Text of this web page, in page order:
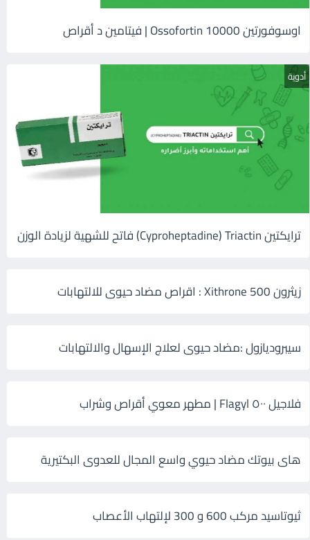
اوسوفورتين 10000 Ossofortin | فيتامين د أقراص
أدوية
ترايكتين Cyproheptadine) Triactin) فاتح للشهية لزيادة الوزن
زيثرون 500 Xithrone : اقراص مضاد حيوى للالتهابات
سيبروديازول :مضاد حيوى لعلاج الإسهال والالتهابات
فلاجيل ٥٠٠ Flagyl | مطهر معوي أقراص وشراب
هاى بيوتك مضاد حيوي واسع المجال للعدوى البكتيرية
ثيوتاسيد مركب 600 و 300 لإلتهاب الأعصاب